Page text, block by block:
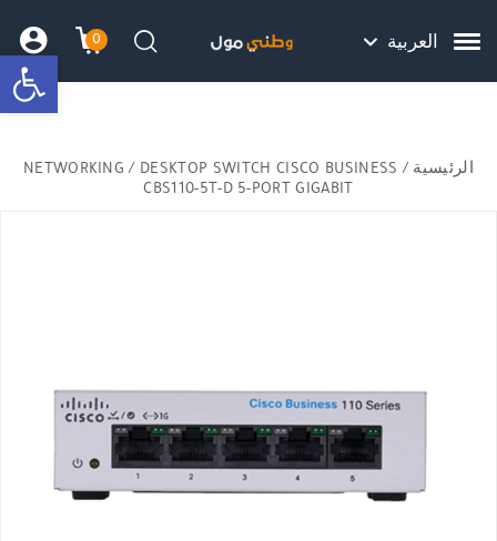
هل نزلت التطبيق ليصلك كل جديد ؟
العربية 0
עגלתחיפוש
الرئيسية /
NETWORKING/ DESKTOP SWITCH CISCO BUSINESS
CBS110-5T-D 5-PORT GIGABIT